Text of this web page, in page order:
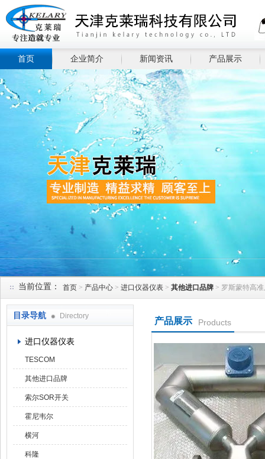
首页 企业简介 新闻资讯 产品展示
当前位置： 首页 > 产品中心 > 进口仪器仪表 > 其他进口品牌 > 罗斯蒙特高
目录导航 Directory
进口仪器仪表
TESCOM
其他进口品牌
索尔SOR开关
霍尼韦尔
横河
科隆
产品展示 Products